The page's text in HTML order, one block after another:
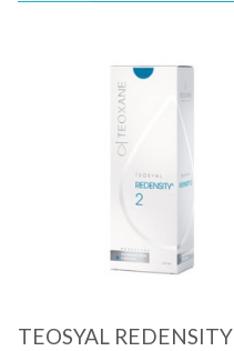
Quick View
TEOSYAL REDENSITY